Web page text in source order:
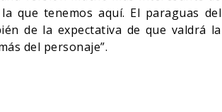
que tenemos aquí. El paraguas del
de la expectativa de que valdrá la
del personaje”.